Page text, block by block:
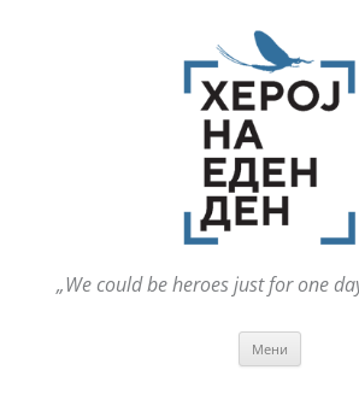
„We could be heroes just for one
Мени